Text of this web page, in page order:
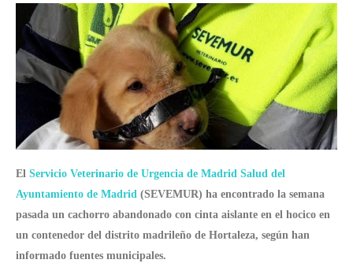
El Servicio Veterinario de Urgencia de Madrid Salud del
Ayuntamiento de Madrid (SEVEMUR) ha encontrado la semana
pasada un cachorro abandonado con cinta aislante en el hocico en
un contenedor del distrito madrileño de Hortaleza, según han
informado fuentes municipales.